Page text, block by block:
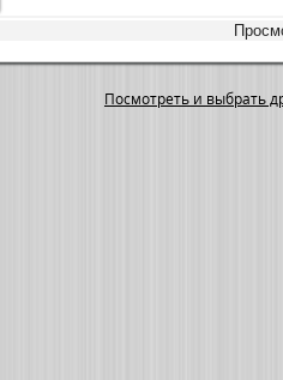
Посмотреть и выбрать